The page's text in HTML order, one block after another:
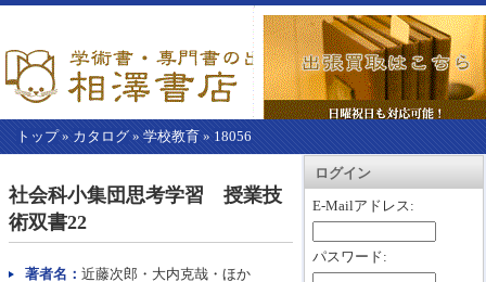
トップ» カタログ » 学校教育 » 18056
カートを見る
ログイン
E-Mailアドレス:
パスワード:
こ
か
ら
本
文】
社会科小集団思考学習 授業技
術双書22
著者名： 近藤次郎・大内克哉・ほか